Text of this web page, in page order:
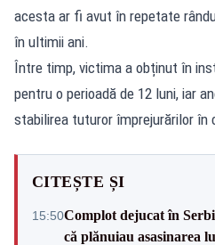
acesta ar fi avut în repetate
în ultimii ani.
Între timp, victima a obținut în
pentru o perioadă de 12 luni, iar
stabilirea tuturor împrejurărilor
CITEȘTE ȘI
15:50Complot dejucat în
că plănuiau asasinarea